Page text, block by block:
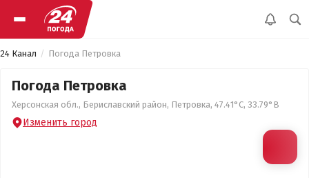
24 Канал Погода Петровка
Погода Петровка
Херсонская обл., Бериславский район, Петровка, 47.41°С, 33.79°В
Изменить город